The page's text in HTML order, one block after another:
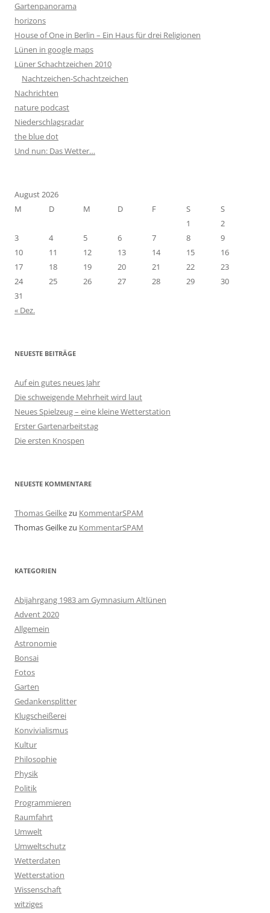
Gartenpanorama
horizons
House of One in Berlin – Ein Haus für drei Religionen
Lünen in google maps
Lüner Schachtzeichen 2010
Nachtzeichen-Schachtzeichen
Nachrichten
nature podcast
Niederschlagsradar
the blue dot
Und nun: Das Wetter…
August 2026
M
D M D F S
S
1
2
3
4 5 6 7 8
9
10
11 12 13 14 15
16
17
18 19 20 21 22
23
24
25 26 27 28 29
30
31
« Dez.
NEUESTE BEITRÄGE
Auf ein gutes neues Jahr
Die schweigende Mehrheit wird laut
Neues Spielzeug – eine kleine Wetterstation
Erster Gartenarbeitstag
Die ersten Knospen
NEUESTE KOMMENTARE
Thomas Geilkezu KommentarSPAM
Thomas Geilkezu KommentarSPAM
KATEGORIEN
Abijahrgang 1983 am Gymnasium Altlünen
Advent 2020
Allgemein
Astronomie
Bonsai
Fotos
Garten
Gedankensplitter
Klugscheißerei
Konvivialismus
Kultur
Philosophie
Physik
Politik
Programmieren
Raumfahrt
Umwelt
Umweltschutz
Wetterdaten
Wetterstation
Wissenschaft
witziges